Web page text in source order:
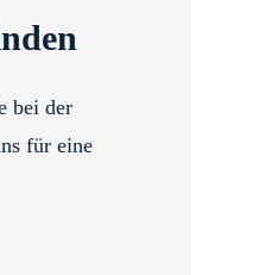
bei der
für eine